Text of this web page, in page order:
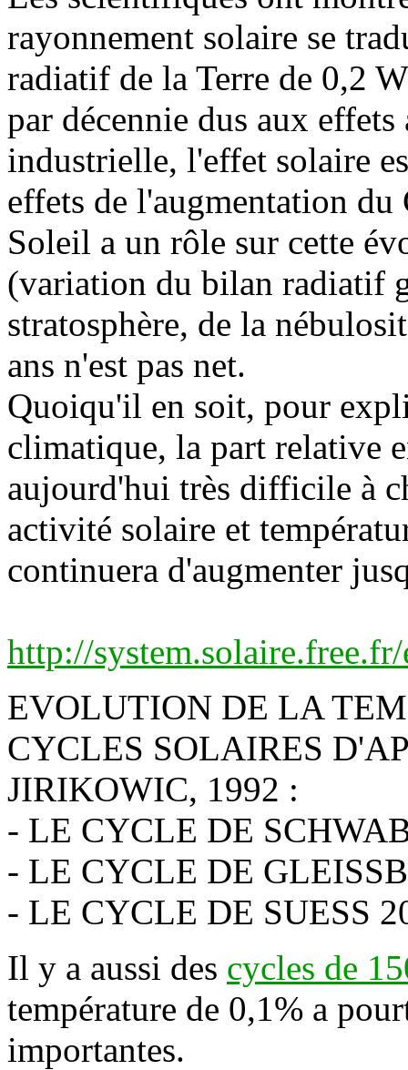
rayonnement solaire se
radiatif de la Terre de 0,2
par décennie dus aux
industrielle, l'effet solaire
effets de l'augmentation
Soleil a un rôle sur cette
(variation du bilan radiatif
stratosphère, de la
ans n'est pas net.
Quoiqu'il en soit, pour
climatique, la part relative
aujourd'hui très difficile à
activité solaire et
continuera d'augmenter
http://
EVOLUTION DE LA
CYCLES SOLAIRES
JIRIKOWIC, 1992 :
- LE CYCLE DE
- LE CYCLE DE
- LE CYCLE DE SUESS
Il y a aussi des cycles de
température de 0,1% a
importantes.